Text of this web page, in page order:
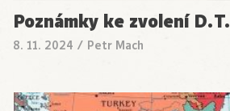
Poznámky ke zvolení D.T.
8. 11. 2024 / Petr Mach